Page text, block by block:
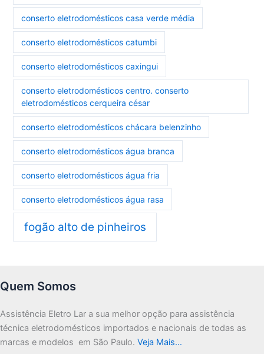
conserto eletrodomésticos casa verde média
conserto eletrodomésticos catumbi
conserto eletrodomésticos caxingui
conserto eletrodomésticos centro. conserto
eletrodomésticos cerqueira césar
conserto eletrodomésticos chácara belenzinho
conserto eletrodomésticos água branca
conserto eletrodomésticos água fria
conserto eletrodomésticos água rasa
fogão alto de pinheiros
Quem Somos
Assistência Eletro Lar a sua melhor opção para assistência
técnica eletrodomésticos importados e nacionais de todas as
marcas e modelos em São Paulo. Veja Mais…